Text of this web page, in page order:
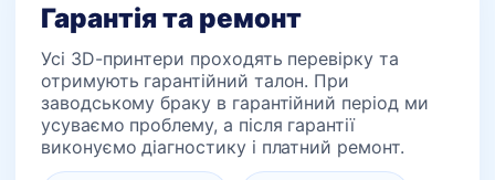
Гарантія та ремонт
Усі 3D-принтери проходять перевірку та
отримують гарантійний талон. При
заводському браку в гарантійний період ми
усуваємо проблему, а після гарантії
виконуємо діагностику і платний ремонт.